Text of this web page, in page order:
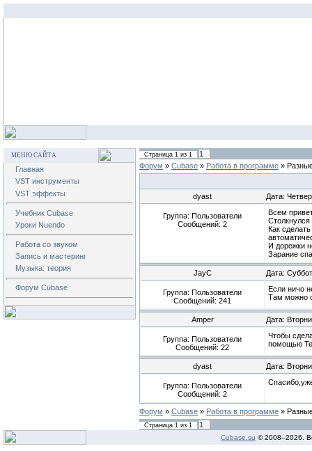
МЕНЮ САЙТА
Главная
VST инструменты
VST эффекты
Учебник Cubase
Уроки Nuendo
Работа со звуком
Запись и мастеринг
Музыка: теория
Форум Cubase
Страница 1 из 1
1
Форум » Cubase » Работа в программе »
dyast Дата:
Группа: Пользователи
Сообщений: 2
Всем
Как
И дорожки
Зарание
JayC Дата:
Группа: Пользователи
Сообщений: 241
Если ничо
Там можно
Amper Дата:
Группа: Пользователи
Сообщений: 22
Чтобы
помощью
dyast Дата:
Группа: Пользователи
Сообщений: 2
Форум » Cubase » Работа в программе »
Страница 1 из 1 1
Cubase.su © 2008–2026.